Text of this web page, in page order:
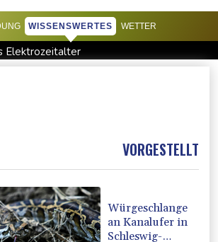
WISSENSWERTES WETTER
Elektrozeitalter
zu: "Desolate Lage"
VORGESTELLT
Würgeschlange
an Kanalufer in
Schleswig-